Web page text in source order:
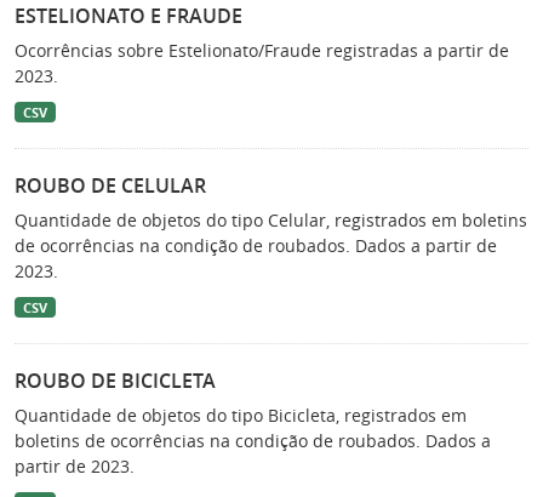
ESTELIONATO E FRAUDE
Ocorrências sobre Estelionato/Fraude registradas a partir de
2023.
CSV
ROUBO DE CELULAR
Quantidade de objetos do tipo Celular, registrados em boletins
de ocorrências na condição de roubados. Dados a partir de
2023.
CSV
ROUBO DE BICICLETA
Quantidade de objetos do tipo Bicicleta, registrados em
boletins de ocorrências na condição de roubados. Dados a
partir de 2023.